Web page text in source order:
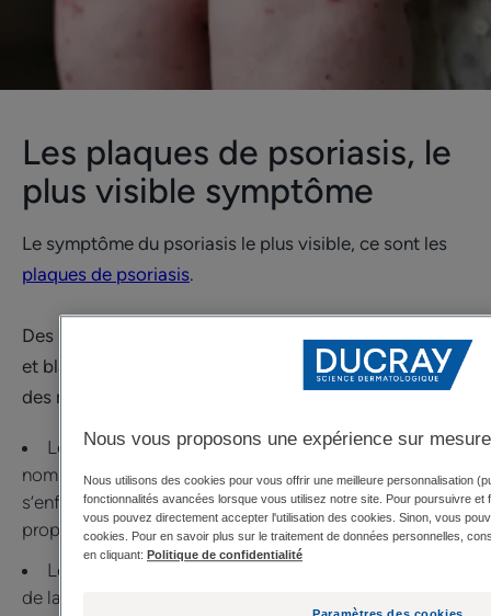
Les plaques de psoriasis, le
plus visible symptôme
Le symptôme du psoriasis le plus visible, ce sont les
plaques de psoriasis.
Des plaques plus ou moins étendues, rouges dessous
et blanches dessus. Le « code couleur » est le résultat
des mécanismes qui ont lieu dans la peau.
Le rouge, c’est l’inflammation qui met en jeu de
nombreuses cellules immunitaires. Tout s’emballe, tout
s’enflamme, comme un feu qui démarre puis se
propage.
Le blanc, c’est l’épaississement de la peau, du fait
de la multiplication accélérée des kératinocytes. Les
Nous vous proposons une expérience sur
Nous utilisons des cookies pour vous offrir une meilleure personnalisation
fonctionnalités avancées lorsque vous utilisez notre site. Pour poursuivre et
vous pouvez directement accepter l'utilisation des cookies. Sinon, vous
cookies. Pour en savoir plus sur le traitement de données personnelles,
en cliquant: Politique de confidentialité